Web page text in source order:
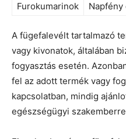
Furokumarinok
A fügefalevélt tartalmazó
vagy kivonatok, általában
fogyasztás esetén.
fel az adott termék vagy
kapcsolatban, mindig
egészségügyi